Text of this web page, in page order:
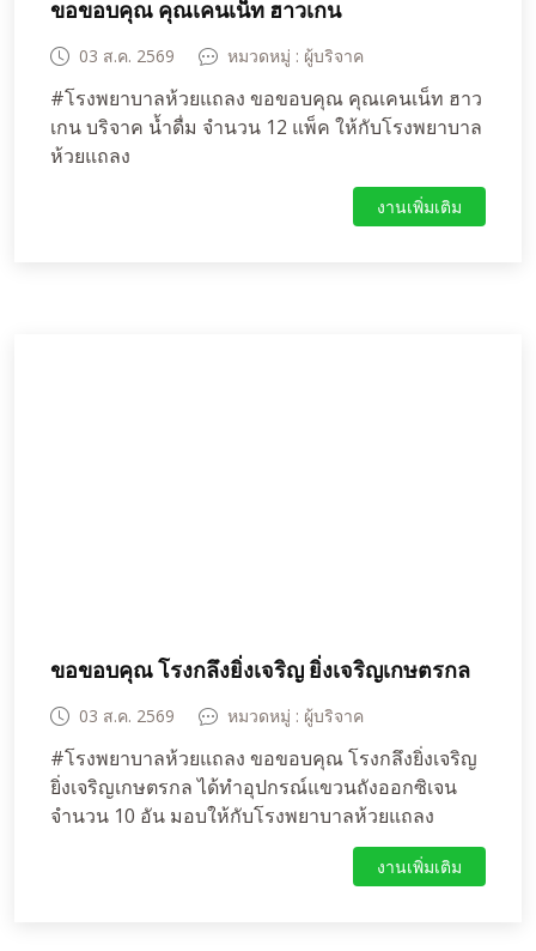
ขอขอบคุณ คุณเคนเน็ท ฮาวเกน
03 ส.ค. 2569 หมวดหมู่ : ผู้บริจาค
#โรงพยาบาลห้วยแถลง ขอขอบคุณ คุณเคนเน็ท ฮาว
เกน บริจาค น้ำดื่ม จำนวน 12 แพ็ค ให้กับโรงพยาบาล
ห้วยแถลง
งานเพิ่มเติม
ขอขอบคุณ โรงกลึงยิ่งเจริญ ยิ่งเจริญเกษตรกล
03 ส.ค. 2569 หมวดหมู่ : ผู้บริจาค
#โรงพยาบาลห้วยแถลง ขอขอบคุณ โรงกลึงยิ่งเจริญ
ยิ่งเจริญเกษตรกล ได้ทำอุปกรณ์แขวนถังออกซิเจน
จำนวน 10 อัน มอบให้กับโรงพยาบาลห้วยแถลง
งานเพิ่มเติม